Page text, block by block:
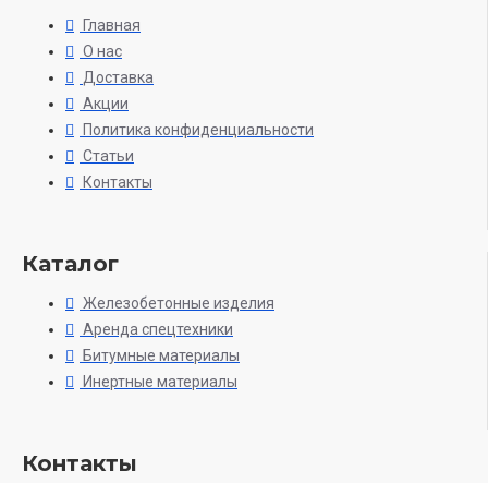
Главная
О нас
Доставка
Акции
Политика конфиденциальности
Статьи
Контакты
Каталог
Железобетонные изделия
Аренда спецтехники
Битумные материалы
Инертные материалы
Контакты